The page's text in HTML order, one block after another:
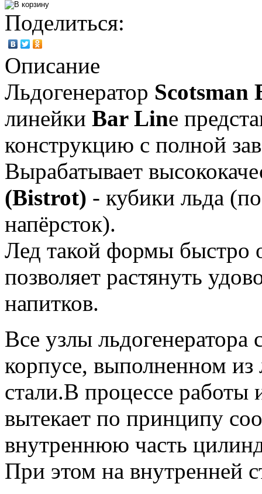
Поделиться:
Описание
Льдогенератор Scotsman
линейки Bar Line
конструкцию с полной
Вырабатывает
(Bistrot) - кубики льда
напёрсток).
Лед такой формы быстро
позволяет растянуть
напитков. ​
Все узлы
корпусе, выполненном
стали.В процессе работы
вытекает по принципу
внутреннюю часть
При этом на внутренней